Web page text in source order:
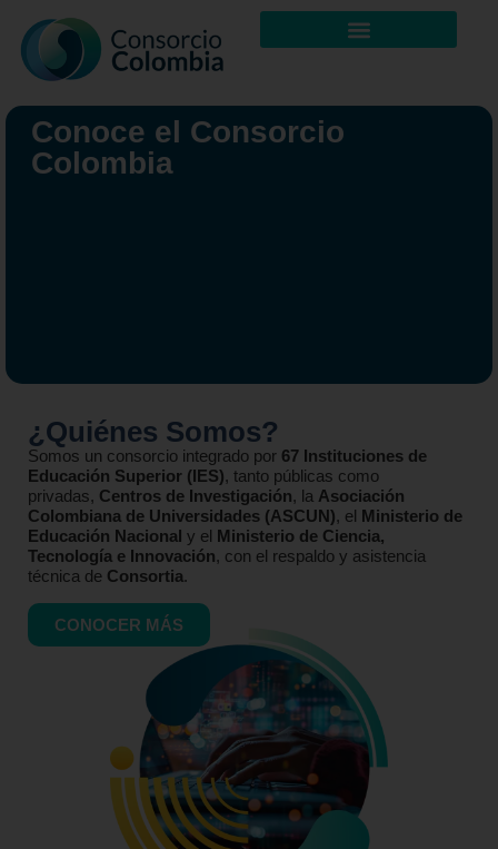
Conoce el Consorcio
Colombia
¿Quiénes Somos?
Somos un consorcio integrado por 67 Instituciones de
Educación Superior (IES), tanto públicas como
privadas, Centros de Investigación, la Asociación
Colombiana de Universidades (ASCUN), el Ministerio de
Educación Nacional y el Ministerio de Ciencia,
Tecnología e Innovación, con el respaldo y asistencia
técnica de Consortia.
CONOCER MÁS